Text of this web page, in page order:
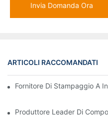
Invia Domanda Ora
ARTICOLI RACCOMANDATI
Fornitore Di Stampaggio A
Produttore Leader Di